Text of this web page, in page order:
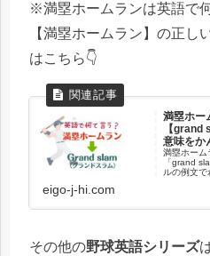
※満塁ホームランは英語で
【満塁ホームラン】の正し
はこちら👇
満塁ホー
【grand
意味をか
満塁ホーム
「grand
ルの例文で
使い方、
eigo-j-hi.com
その他の野球英語シリーズ